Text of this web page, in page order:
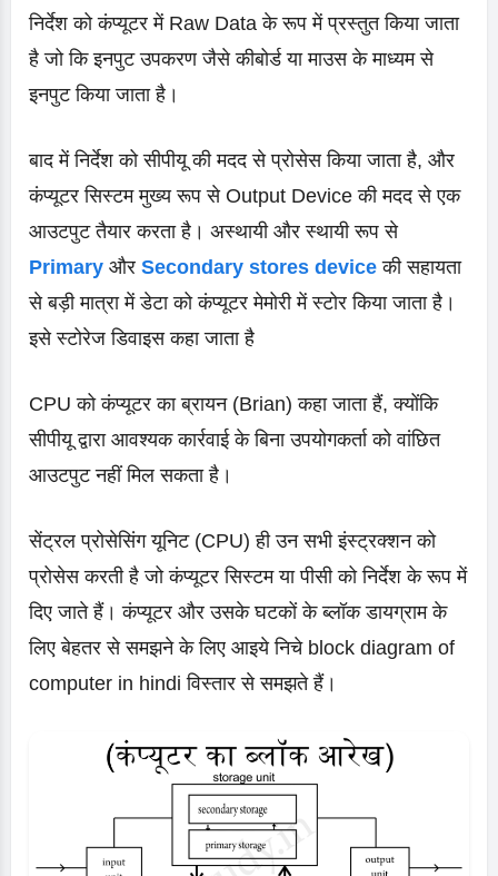
निर्देश को कंप्यूटर में Raw Data के रूप में प्रस्तुत किया जाता
है जो कि इनपुट उपकरण जैसे कीबोर्ड या माउस के माध्यम से
इनपुट किया जाता है।
बाद में निर्देश को सीपीयू की मदद से प्रोसेस किया जाता है, और
कंप्यूटर सिस्टम मुख्य रूप से Output Device की मदद से एक
आउटपुट तैयार करता है। अस्थायी और स्थायी रूप से
Primary और Secondary stores device की सहायता
से बड़ी मात्रा में डेटा को कंप्यूटर मेमोरी में स्टोर किया जाता है।
इसे स्टोरेज डिवाइस कहा जाता है
CPU को कंप्यूटर का ब्रायन (Brian) कहा जाता हैं, क्योंकि
सीपीयू द्वारा आवश्यक कार्रवाई के बिना उपयोगकर्ता को वांछित
आउटपुट नहीं मिल सकता है।
सेंट्रल प्रोसेसिंग यूनिट (CPU) ही उन सभी इंस्ट्रक्शन को
प्रोसेस करती है जो कंप्यूटर सिस्टम या पीसी को निर्देश के रूप में
दिए जाते हैं। कंप्यूटर और उसके घटकों के ब्लॉक डायग्राम के
लिए बेहतर से समझने के लिए आइये निचे block diagram of
computer in hindi विस्तार से समझते हैं।